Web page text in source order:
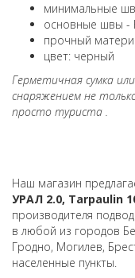
минимальные
основные швы -
прочный
цвет: черный
Герметичная сумка
снаряжением не
просто туриста .
Наш магазин
УРАЛ 2.0, Tarpaulin
производителя
в любой из городов
Гродно, Могилев,
населенные пункты.